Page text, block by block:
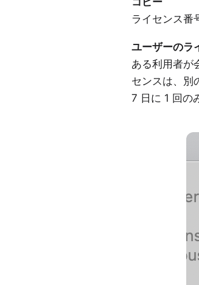
ライセンス番
ユーザーのラ
ある利用者が
センスは、別
7 日に 1 回の